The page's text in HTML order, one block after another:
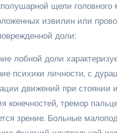
щели головного
извилин или
доли:
лобной доли
психики личности, с
движений при стоянии
конечностей, тремор
зрение. Больные